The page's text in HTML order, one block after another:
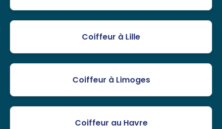
Coiffeur à Lille
Coiffeur à Limoges
Coiffeur au Havre